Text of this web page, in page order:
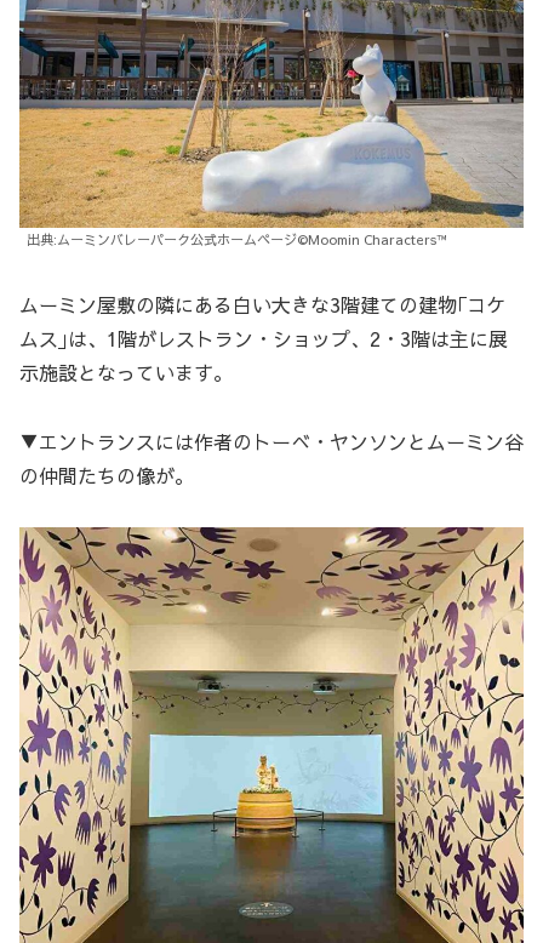
出典:ムーミンバレーパーク公式ホームページ©Moomin Characters™
ムーミン屋敷の隣にある白い大きな3階建ての建物｢コケ
ムス｣は、1階がレストラン・ショップ、2・3階は主に展
示施設となっています。
▼エントランスには作者のトーべ・ヤンソンとムーミン谷
の仲間たちの像が。